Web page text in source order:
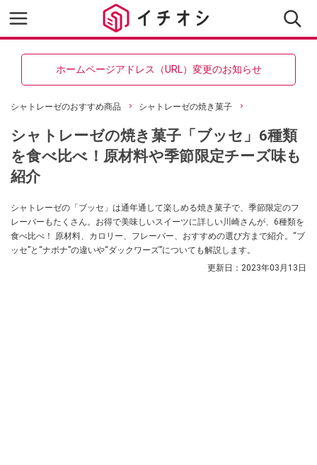
ホームページアドレス（URL）変更のお知らせ
シャトレーゼのおすすめ商品 シャトレーゼの焼き菓子
シャトレーゼの焼き菓子「ブッセ」6種類
を食べ比べ！原材料や季節限定チーズ味も
紹介
シャトレーゼの「ブッセ」は通年通して楽しめる焼き菓子で、季節限定のフ
レーバーもたくさん。お得で美味しいスイーツに詳しい川崎さんが、6種類を
食べ比べ！ 原材料、カロリー、フレーバー、おすすめの選び方まで紹介。“ブ
ッセ”と“ナボナ”の違いや“ダックワーズ”についても解説します。
更新日： 2023年03月13日